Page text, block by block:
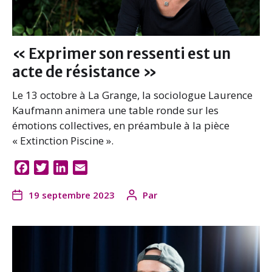
« Exprimer son ressenti est un
acte de résistance »
Le 13 octobre à La Grange, la sociologue Laurence
Kaufmann animera une table ronde sur les
émotions collectives, en préambule à la pièce
« Extinction Piscine ».
c
b
i
t
n
e
a
l
19 septembre 2023 Par